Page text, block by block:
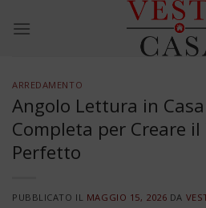
ARREDAMENTO
Angolo Lettura in
Completa per Creare il
Perfetto
PUBBLICATO IL MAGGIO 15, 2026 DA